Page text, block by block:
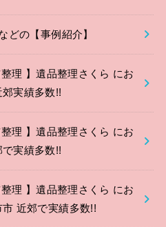
どの【事例紹介】
理 】遺品整理さくら にお
実績多数!!
理 】遺品整理さくら にお
実績多数!!
理 】遺品整理さくら にお
近郊で実績多数!!